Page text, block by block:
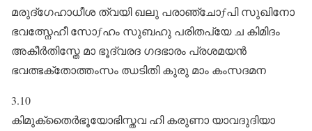
മരുദ്ഗേഹാധീശ ത്വയി ഖലു പരാഞ്ചോƒപി സുഖിനോ
ഭവത്സ്നേഹീ സോƒഹം സുബഹു പരിതപ്യേ ച കിമിദം
അകീർതിസ്തേ മാ ഭൂദ്വരദ ഗദഭാരം പ്രശമയൻ
ഭവത്ഭക്തോത്തംസം ഝടിതി കുരു മാം കംസദമന
3.10
കിമുക്തൈർഭൂയോഭിസ്തവ ഹി കരുണാ യാവദുദിയാ